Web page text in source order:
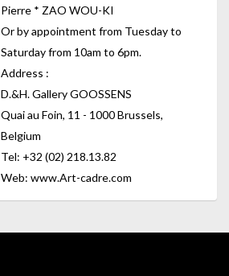
Pierre * ZAO WOU-KI
Or by appointment from Tuesday to
Saturday from 10am to 6pm.
Address :
D.&H. Gallery GOOSSENS
Quai au Foin, 11 - 1000 Brussels,
Belgium
Tel: +32 (02) 218.13.82
Web: www.Art-cadre.com